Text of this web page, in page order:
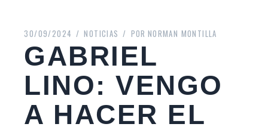
30/09/2024 NOTICIAS POR NORMAN MONTILLA
GABRIEL
LINO: VENGO
A HACER EL